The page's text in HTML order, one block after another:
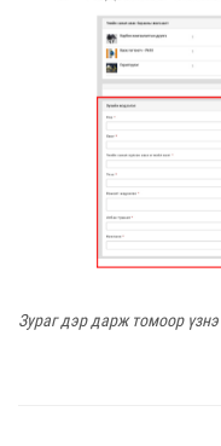
Зураг дэр дарж томоор үзнэ